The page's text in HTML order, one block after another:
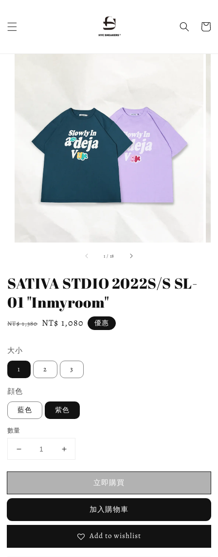
1 / 18
SATIVA STDIO 2022S/S SL-
01 "Inmyroom"
Regular
NT$ 1,380 Sale
NT$ 1,080 優惠
大小
1 2 3
顔色
藍色 紫色
數量
立即購買
加入購物車
Add to wishlist